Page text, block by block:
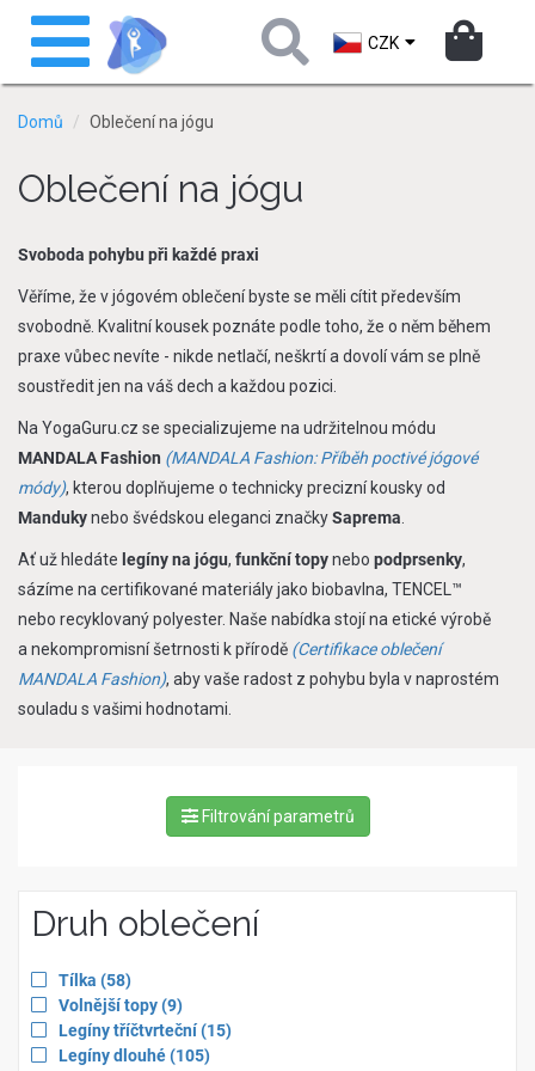
Přejít
hlavnímu
obsahu
Toggle
navigation
CZK
Domů Oblečení na jógu
Oblečení na jógu
Svoboda pohybu při každé praxi
Věříme, že v jógovém oblečení byste se měli cítit především
svobodně. Kvalitní kousek poznáte podle toho, že o něm během
praxe vůbec nevíte - nikde netlačí, neškrtí a dovolí vám se plně
soustředit jen na váš dech a každou pozici.
Na YogaGuru.cz se specializujeme na udržitelnou módu
MANDALA Fashion (MANDALA Fashion: Příběh poctivé jógové
módy​), kterou doplňujeme o technicky precizní kousky od
Mandukynebo švédskou eleganci značkySaprema
Ať už hledáte legíny na jógu, funkční topynebo podprsenky,
sázíme na certifikované materiály jako biobavlna, TENCEL™
nebo recyklovaný polyester. Naše nabídka stojí na etické výrobě
a nekompromisní šetrnosti k přírodě (Certifikace oblečení
MANDALA Fashion), aby vaše radost z pohybu byla v naprostém
souladu s vašimi hodnotami.
Filtrování parametrů
Druh oblečení
Apply
filter
for
Tílka (58items
)
Apply
filter
for
Volnější topy(9items
)
Apply
filter
Legíny tříčtvrteční(15items
)
Apply
Legíny dlouhé(105items
)